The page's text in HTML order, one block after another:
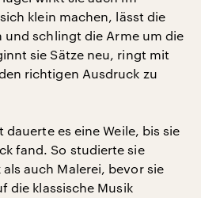
klein machen, lässt die
und schlingt die Arme um die
sie Sätze neu, ringt mit
richtigen Ausdruck zu
es eine Weile, bis sie
fand. So studierte sie
auch Malerei, bevor sie
die klassische Musik